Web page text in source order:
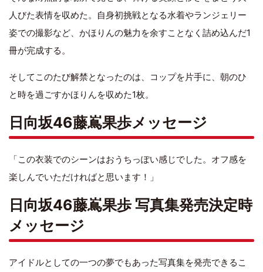
人びた表情を収めた。自身初挑戦となる水着やランジェリー
姿での撮影など、かほりんの魅力を余すことなく詰め込んだ1
冊が完成する。
そしてこのたび解禁となったのは、コップを片手に、朝のひ
と時を過ごすかほりんを収めた1枚。
日向坂46藤嶌果歩メッセージ
「この衣装でのシーンはおうちっぽい感じでした。オフ感を
楽しんでいただければと思います！」
日向坂46藤嶌果歩 写真集発売決定時
メッセージ
アイドルとしての一つの夢でもあった写真集を発売できるこ